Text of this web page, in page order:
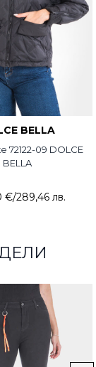
BELLA
72122-09 DOLCE
BELLA
€/289,46 лв.